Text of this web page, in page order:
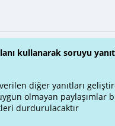
kullanarak soruyu
diğer yanıtları
olmayan paylaşımlar
durdurulacaktır